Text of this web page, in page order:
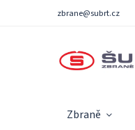
zbrane@subrt.cz
Zbraně